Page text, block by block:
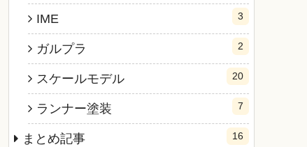
IME 3
ガルプラ 2
スケールモデル 20
ランナー塗装 7
まとめ記事 16